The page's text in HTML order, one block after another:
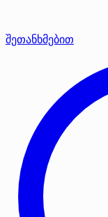
შეთანხმებით